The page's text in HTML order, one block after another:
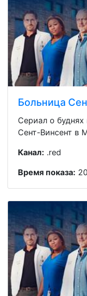
Больница
Сериал о
Сент-Винсент в
Канал: .red
Время показа: